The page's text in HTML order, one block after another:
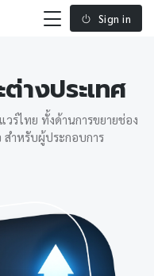
Sign in
างประเทศ
ร์ไทย ทั้งด้านการขยายช่อง
สำหรับผู้ประกอบการ